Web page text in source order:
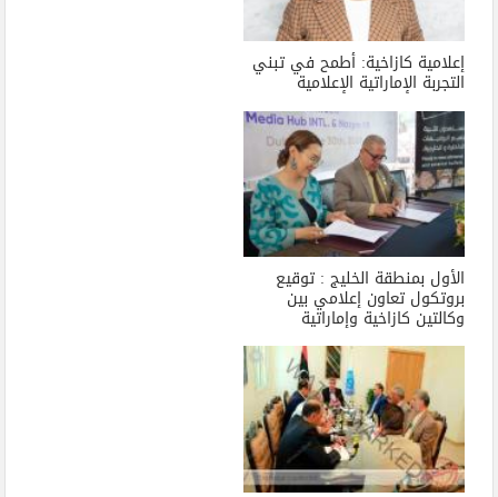
إعلامية كازاخية: أطمح في تبني
التجربة الإماراتية الإعلامية
الأول بمنطقة الخليج : توقيع
بروتكول تعاون إعلامي بين
وكالتين كازاخية وإماراتية